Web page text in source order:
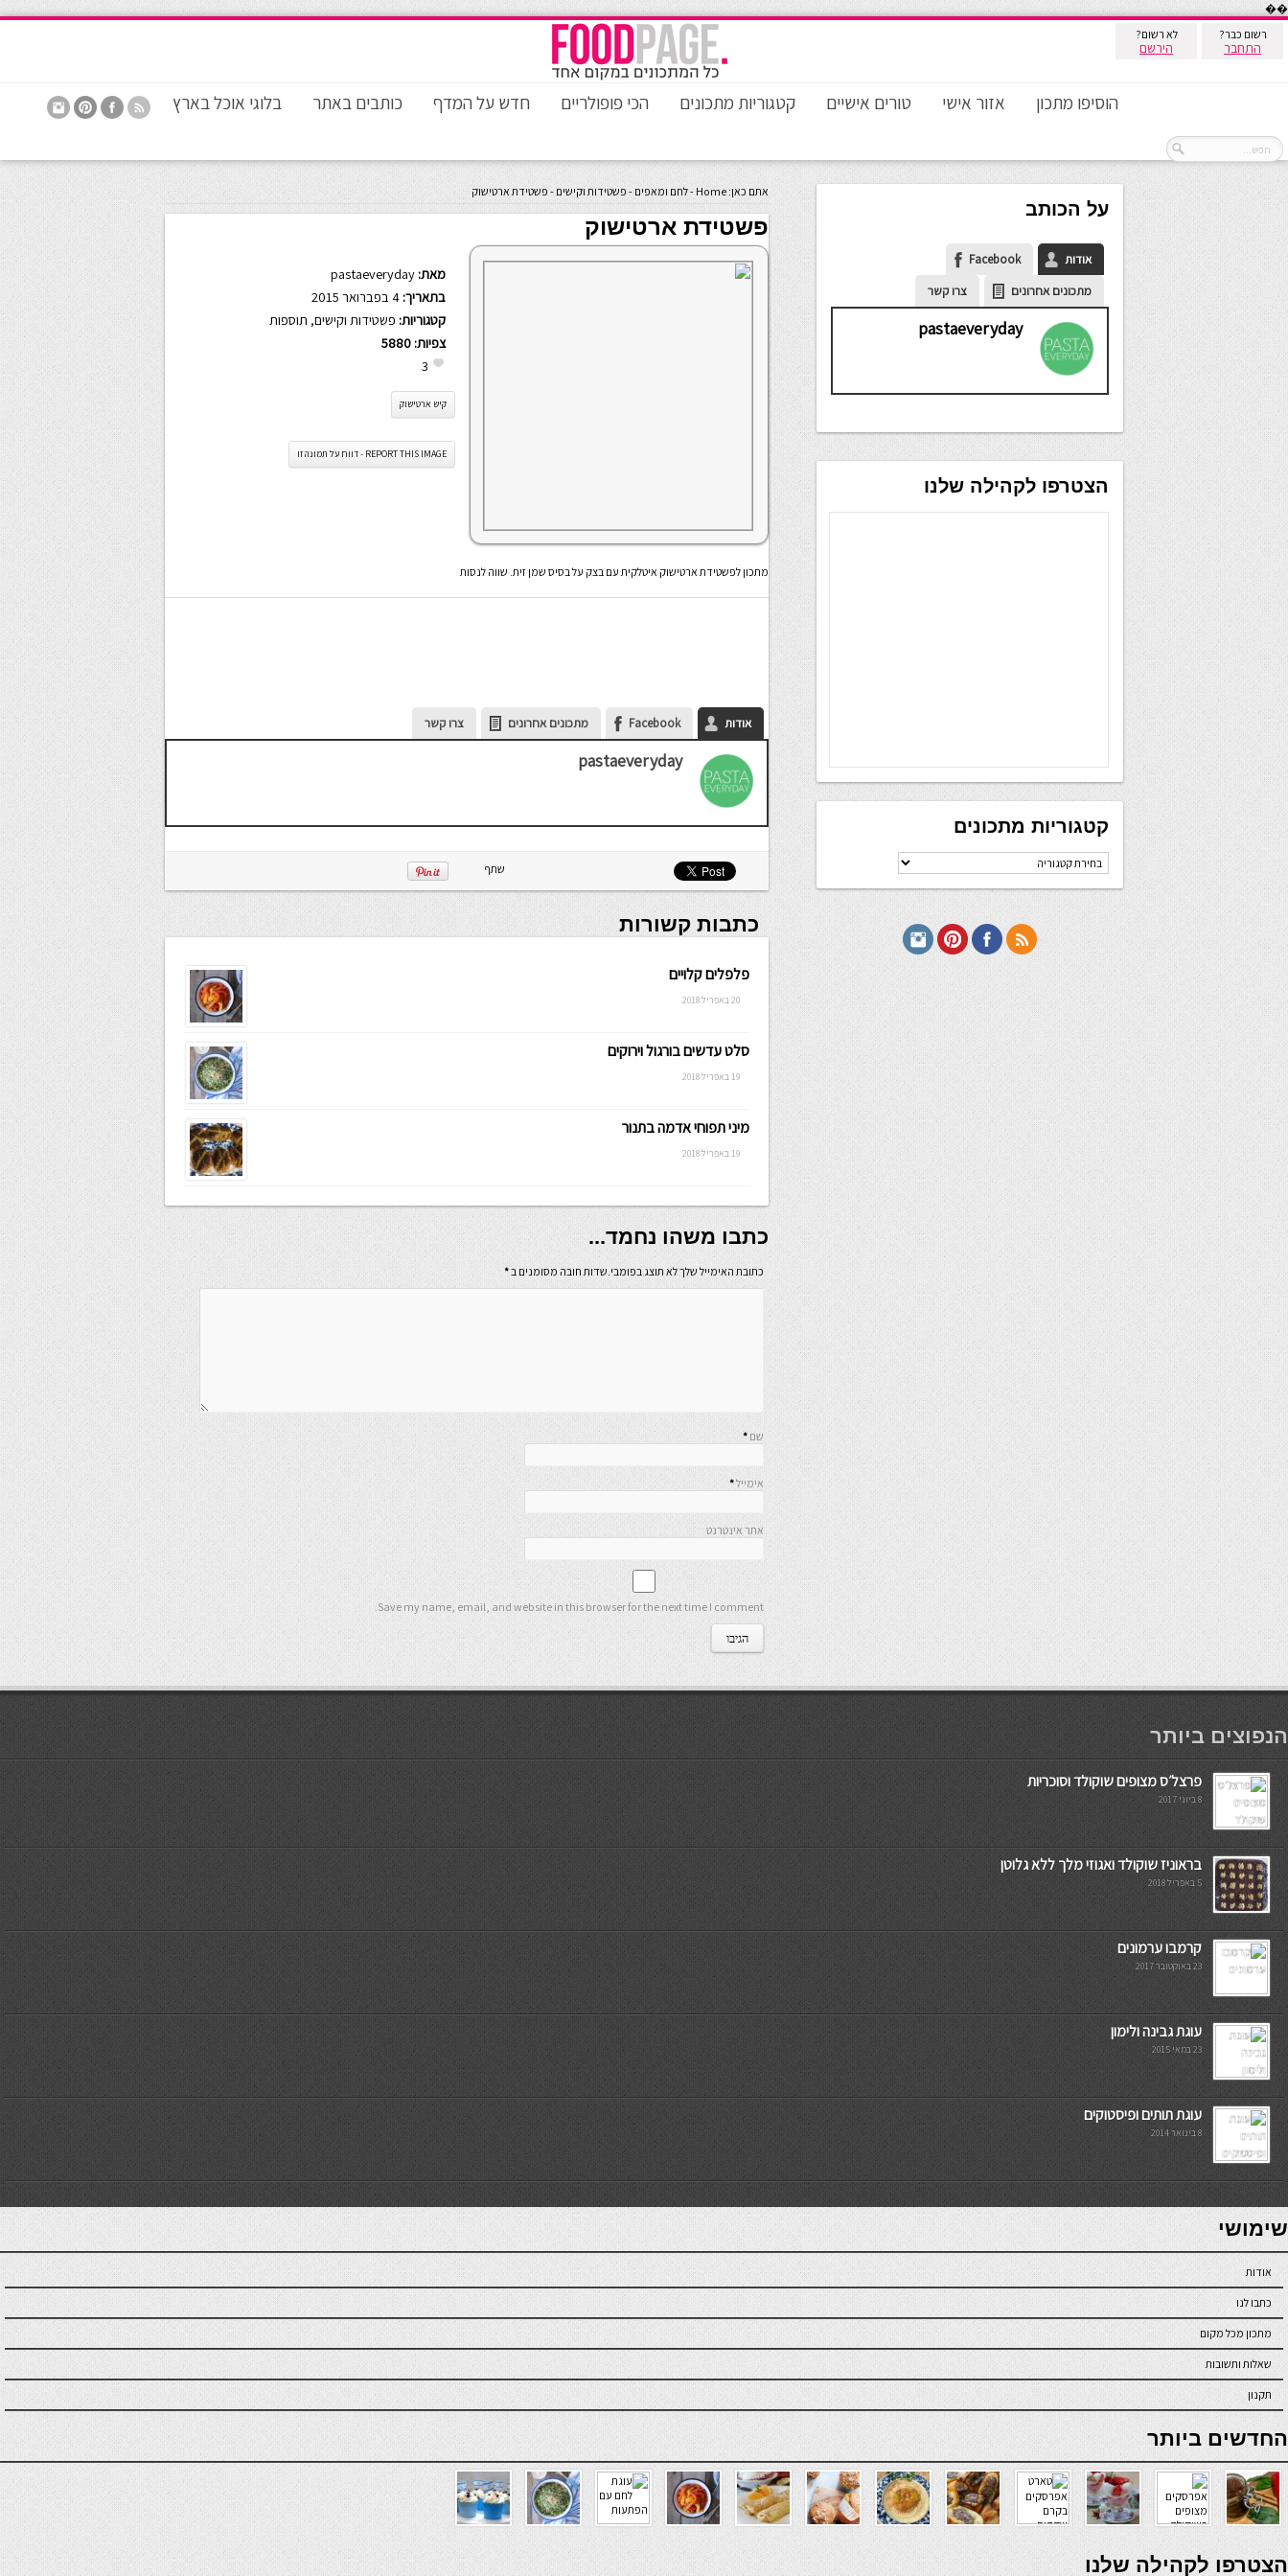
��
רשום כבר?
התחבר
לא רשום?
הירשם
הוסיפו מתכון אזור אישי טורים אישיים קטגוריות מתכונים הכי פופולריים חדש על המדף כותבים באתר בלוגי אוכל בארץ
אתם כאן: Home
-לחם ומאפים -פשטידות וקישים - פשטידת ארטישוק
פשטידת ארטישוק
מאת: pastaeveryday
בתאריך:
קטגוריות: פשטידות וקישים, תוספות
צפיות: 5880
3
קיש ארטישוק
REPORT THIS IMAGE - דווח על תמונה זו
מתכון לפשטידת ארטישוק איטלקית עם בצק על בסיס שמן זית. שווה לנסות
אודות Facebook מתכונים אחרונים צרו קשר
pastaeveryday
שתף
כתבות קשורות
פלפלים קלויים
20 באפריל 2018
סלט עדשים בורגול וירוקים
19 באפריל 2018
מיני תפוחי אדמה בתנור
19 באפריל 2018
כתבו משהו נחמד...
כתובת האימייל שלך לא תוצג בפומבי.שדות חובה מסומנים ב*
שם *
אימייל*
אתר אינטרנט
Save my name, email, and website in this browser for the next time I comment.
על הכותב
אודות
Facebook
מתכונים אחרונים
צרו קשר
pastaeveryday
הצטרפו לקהילה שלנו
קטגוריות מתכונים
קטגוריות
מתכונים
мостбет кг
הנפוצים ביותר
פרצל׳ס מצופים שוקולד וסוכריות
8 ביוני 2017
בראוניז שוקולד ואגוזי מלך ללא גלוטן
5 באפריל 2018
קרמבו ערמונים
23 באוקטובר 2017
עוגת גבינה ולימון
23 במאי 2015
עוגת תותים ופיסטוקים
8 בינואר 2014
7slots
seriöse online casinos österreich
שימושי
אודות
כתבו לנו
מתכון מכל מקום
שאלות ותשובות
תקנון
online casino
החדשים ביותר
verde casino
הצטרפו לקהילה שלנו